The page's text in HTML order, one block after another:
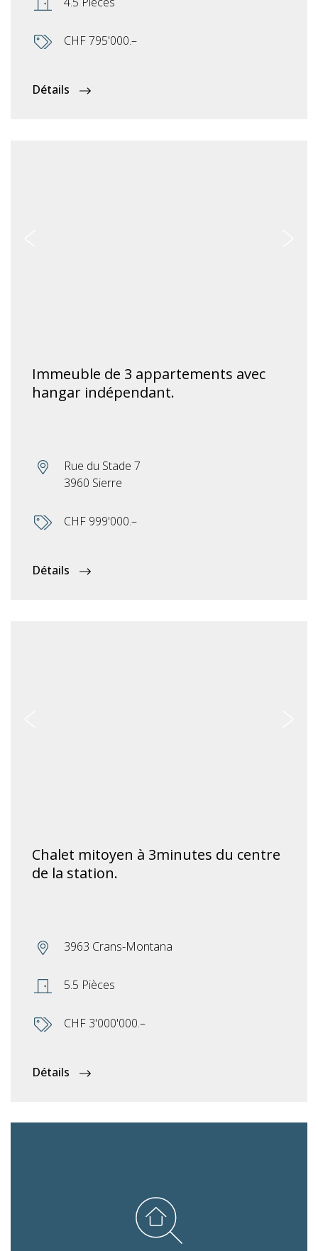
CHF 795'000.–
Détails
Immeuble de 3 appartements avec
hangar indépendant.
Rue du Stade 7
3960 Sierre
CHF 999'000.–
Détails
Chalet mitoyen à 3minutes du centre
de la station.
3963 Crans-Montana
5.5 Pièces
CHF 3'000'000.–
Détails